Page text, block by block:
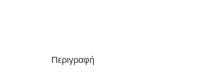
Περιγραφή